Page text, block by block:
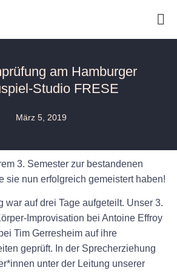
am Hamburger
Studio FRESE
März 5, 2019
3. Semester zur bestandenen
sie nun erfolgreich gemeistert haben!
war auf drei Tage aufgeteilt. Unser 3.
Improvisation bei Antoine Effroy
Tim Gerresheim auf ihre
geprüft. In der Sprecherziehung
unter der Leitung unserer